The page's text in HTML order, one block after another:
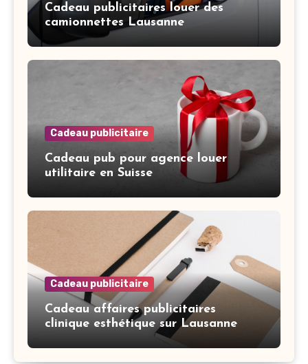
Cadeau publicitaires louer des
camionnettes Lausanne
Cadeau publicitaire
Cadeau pub pour agence louer
utilitaire en Suisse
Cadeau publicitaire
Cadeau affaires publicitaires
clinique esthétique sur Lausanne